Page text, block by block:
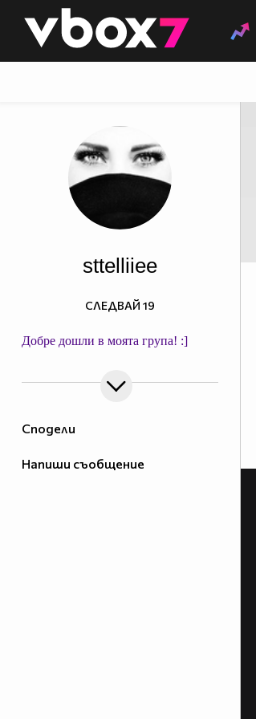
👾
Сподели
Напиши съобщение
sttelliiee
Добре дошли в моята група! :]
СЛЕДВАЙ 19